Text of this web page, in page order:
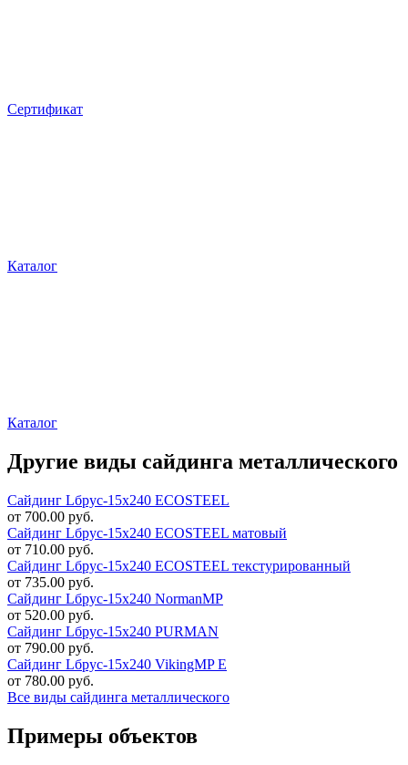
Сертификат
Каталог
Каталог
Другие виды сайдинга металлического
Сайдинг Lбрус-15х240 ECOSTEEL
от 700.00 руб.
Сайдинг Lбрус-15х240 ECOSTEEL матовый
от 710.00 руб.
Сайдинг Lбрус-15х240 ECOSTEEL текстурированный
от 735.00 руб.
Сайдинг Lбрус-15х240 NormanMP
от 520.00 руб.
Сайдинг Lбрус-15х240 PURMAN
от 790.00 руб.
Сайдинг Lбрус-15х240 VikingMP E
от 780.00 руб.
Все виды сайдинга металлического
Примеры объектов